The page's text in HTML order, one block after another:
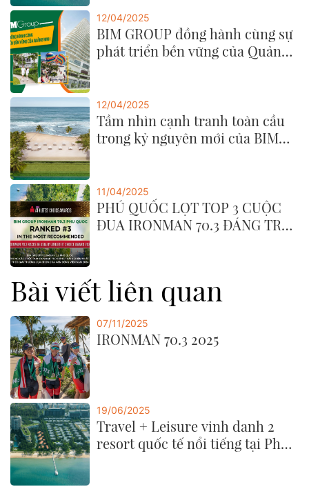
12/04/2025
BIM GROUP đồng hành cùng sự
phát triển bền vững của Quảng
12/04/2025
Tầm nhìn cạnh tranh toàn cầu
trong kỷ nguyên mới của BIM
11/04/2025
PHÚ QUỐC LỌT TOP 3 CUỘC
ĐUA IRONMAN 70.3 ĐÁNG TRẢI
Bài viết liên quan
07/11/2025
IRONMAN 70.3 2025
19/06/2025
Travel + Leisure vinh danh 2
resort quốc tế nổi tiếng tại Phu